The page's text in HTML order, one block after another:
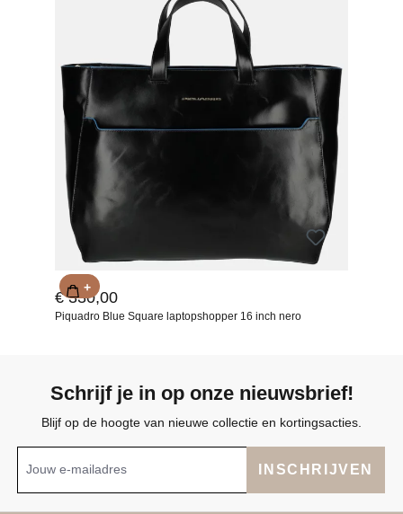
€ 330,00
Piquadro Blue Square laptopshopper 16 inch nero
+
Schrijf je in op onze nieuwsbrief!
Blijf op de hoogte van nieuwe collectie en kortingsacties.
INSCHRIJVEN